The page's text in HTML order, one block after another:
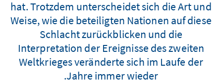
hat. Trotzdem unterscheidet sich die Art und
Weise, wie die beteiligten Nationen auf diese
Schlacht zurückblicken und die
Interpretation der Ereignisse des zweiten
Weltkrieges veränderte sich im Laufe der
Jahre immer wieder.